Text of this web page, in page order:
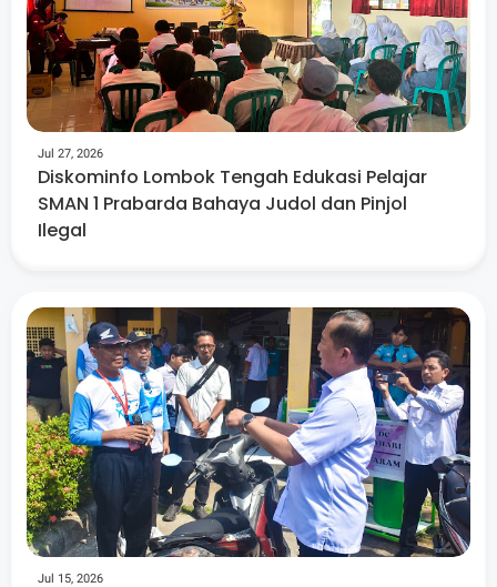
Jul 27, 2026
Diskominfo Lombok Tengah Edukasi Pelajar
SMAN 1 Prabarda Bahaya Judol dan Pinjol
Ilegal
Jul 15, 2026